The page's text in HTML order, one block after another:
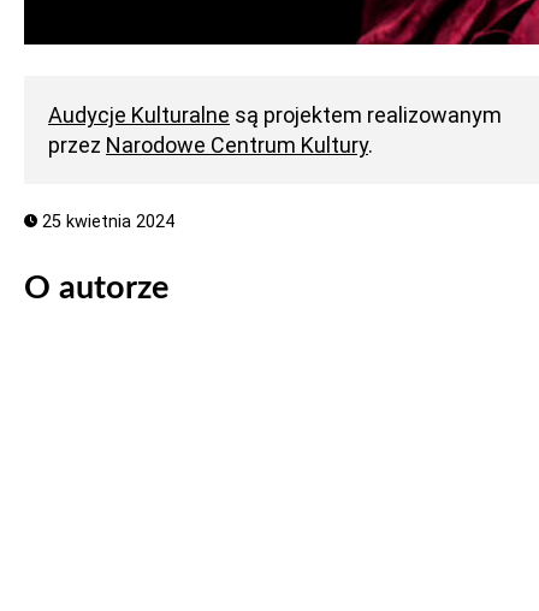
Audycje Kulturalne są projektem realizowanym
przez Narodowe Centrum Kultury.
25 kwietnia 2024
O autorze